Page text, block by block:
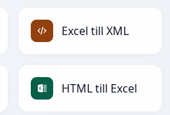
Excel till XML
HTML till Excel